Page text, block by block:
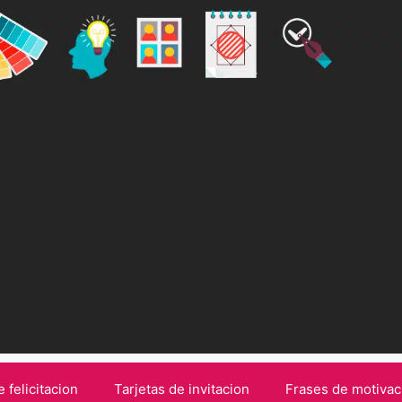
felicitacion Tarjetas de invitacion Frases de